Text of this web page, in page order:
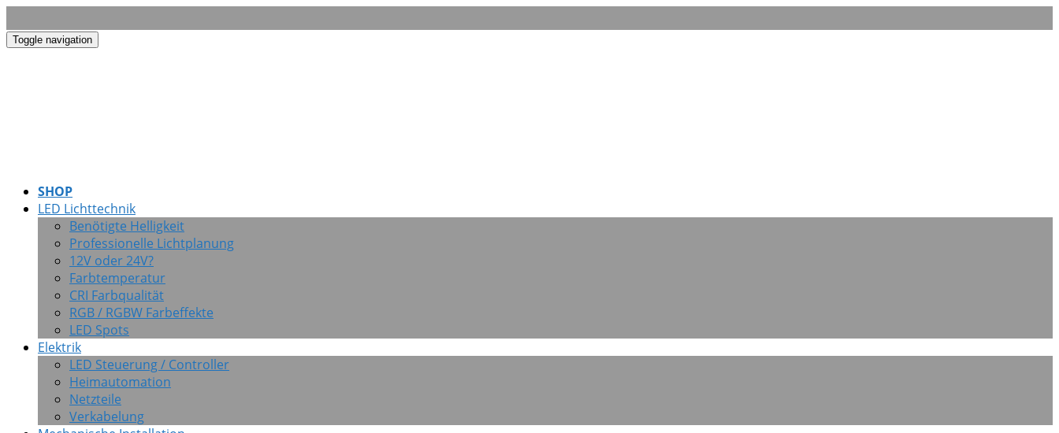
Toggle navigation
SHOP
LED Lichttechnik
Benötigte Helligkeit
Professionelle Lichtplanung
12V oder 24V?
Farbtemperatur
CRI Farbqualität
RGB / RGBW Farbeffekte
LED Spots
Elektrik
LED Steuerung / Controller
Heimautomation
Netzteile
Verkabelung